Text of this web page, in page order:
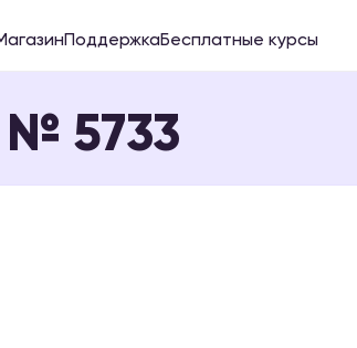
ПоддержкаБесплатные курсы
5733